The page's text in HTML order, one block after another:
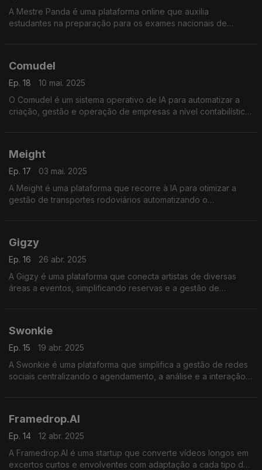
A Mestre Panda é uma plataforma online que auxilia
estudantes na preparação para os exames nacionais de
Comudel
Ep. 18
10 mai. 2025
O Comudel é um sistema operativo de IA para automatizar a
criação, gestão e operação de empresas a nível contabilístico
Meight
Ep. 17
03 mai. 2025
A Meight é uma plataforma que recorre à IA para otimizar a
gestão de transportes rodoviários automatizando o
Gigzy
Ep. 16
26 abr. 2025
A Gigzy é uma plataforma que conecta artistas de diversas
áreas a eventos, simplificando reservas e a gestão de
Swonkie
Ep. 15
19 abr. 2025
A Swonkie é uma plataforma que simplifica a gestão de redes
sociais centralizando o agendamento, a análise e a interação
Framedrop.AI
Ep. 14
12 abr. 2025
A Framedrop.AI é uma startup que converte vídeos longos em
excertos curtos e envolventes com adaptação a cada tipo de